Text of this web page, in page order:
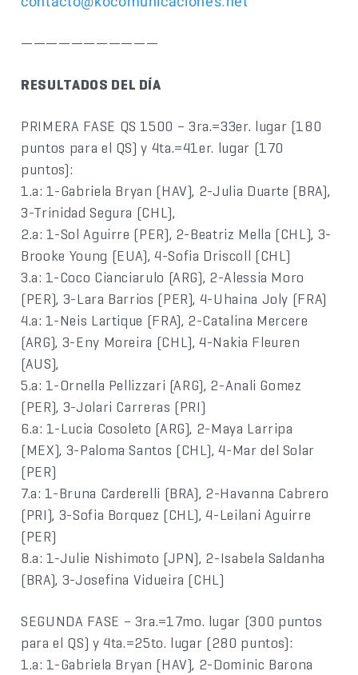
———————————
RESULTADOS DEL DÍA
PRIMERA FASE QS 1500 – 3ra.=33er. lugar (180
puntos para el QS) y 4ta.=41er. lugar (170
puntos):
1.a: 1-Gabriela Bryan (HAV), 2-Julia Duarte (BRA),
3-Trinidad Segura (CHL),
2.a: 1-Sol Aguirre (PER), 2-Beatriz Mella (CHL), 3-
Brooke Young (EUA), 4-Sofia Driscoll (CHL)
3.a: 1-Coco Cianciarulo (ARG), 2-Alessia Moro
(PER), 3-Lara Barrios (PER), 4-Uhaina Joly (FRA)
4.a: 1-Neis Lartique (FRA), 2-Catalina Mercere
(ARG), 3-Eny Moreira (CHL), 4-Nakia Fleuren
(AUS),
5.a: 1-Ornella Pellizzari (ARG), 2-Anali Gomez
(PER), 3-Jolari Carreras (PRI)
6.a: 1-Lucia Cosoleto (ARG), 2-Maya Larripa
(MEX), 3-Paloma Santos (CHL), 4-Mar del Solar
(PER)
7.a: 1-Bruna Carderelli (BRA), 2-Havanna Cabrero
(PRI), 3-Sofia Borquez (CHL), 4-Leilani Aguirre
(PER)
8.a: 1-Julie Nishimoto (JPN), 2-Isabela Saldanha
(BRA), 3-Josefina Vidueira (CHL)
SEGUNDA FASE – 3ra.=17mo. lugar (300 puntos
para el QS) y 4ta.=25to. lugar (280 puntos):
1.a: 1-Gabriela Bryan (HAV), 2-Dominic Barona